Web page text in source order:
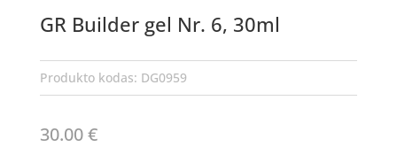
GR Builder gel Nr. 6, 30ml
Produkto kodas: DG0959
30.00€